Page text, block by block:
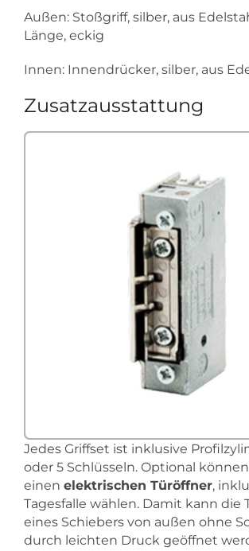
Außen: Stoßgriff, silber, aus
Länge, eckig
Innen: Innendrücker, silber, aus
Zusatzausstattung
Jedes Griffset ist inklusive
oder 5 Schlüsseln. Optional
einen elektrischen Türöffner,
Tagesfalle wählen. Damit kann die
eines Schiebers von außen ohne
durch leichten Druck geöffnet